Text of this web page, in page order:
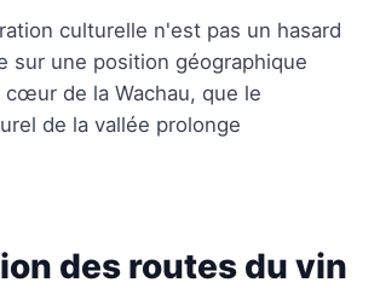
culturelle n'est pas un hasard
sur une position géographique
cœur de la Wachau, que le
de la vallée prolonge
des routes du vin